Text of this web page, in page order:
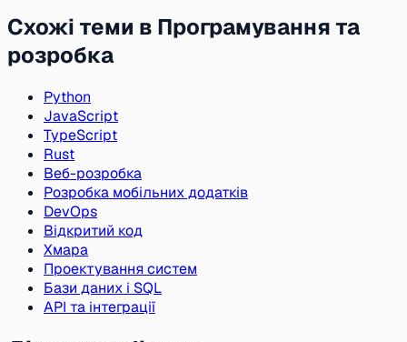
Схожі теми в Програмування та
розробка
Python
JavaScript
TypeScript
Rust
Веб-розробка
Розробка мобільних додатків
DevOps
Відкритий код
Хмара
Проектування систем
Бази даних і SQL
API та інтеграції